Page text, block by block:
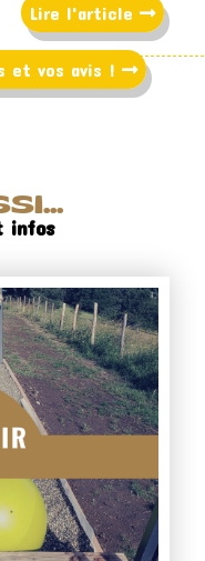
Lire l'article
et vos avis !
infos